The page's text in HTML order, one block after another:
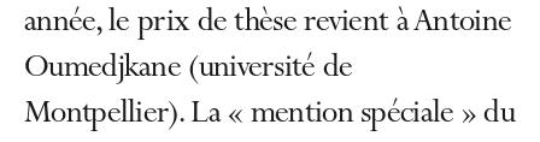
année, le prix de thèse revient à Antoine
Oumedjkane (université de
Montpellier). La « mention spéciale » du